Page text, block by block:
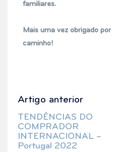
familiares.
Mais uma vez obrigado
caminho!
Artigo anterior
TENDÊNCIAS DO
COMPRADOR
INTERNACIONAL –
Portugal 2022